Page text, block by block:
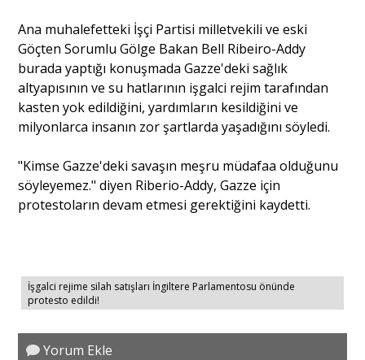
Yazı Dizisi
Portre
Dosya Haber
Ana muhalefetteki İşçi Partisi milletvekili ve eski
Göçten Sorumlu Gölge Bakan Bell Ribeiro-Addy
burada yaptığı konuşmada Gazze'deki sağlık
altyapısının ve su hatlarının işgalci rejim tarafından
kasten yok edildiğini, yardımların kesildiğini ve
milyonlarca insanın zor şartlarda yaşadığını söyledi.
"Kimse Gazze'deki savaşın meşru müdafaa olduğunu
söyleyemez." diyen Riberio-Addy, Gazze için
protestoların devam etmesi gerektiğini kaydetti.
İşgalci rejime silah satışları İngiltere Parlamentosu önünde
protesto edildi!
Yorum Ekle